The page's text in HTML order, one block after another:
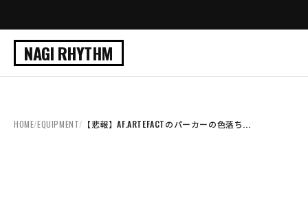
NAGI RHYTHM
HOME/EQUIPMENT/ 【悲報】AF.ARTEFACTのパーカーの色落ち...